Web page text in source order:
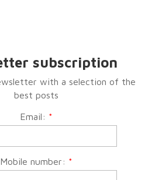
subscription
with a selection of the
best posts
Email: *
Mobile number: *